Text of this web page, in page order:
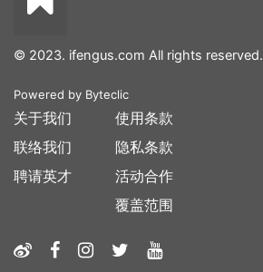
© 2023. ifengus.com All rights reserved.
Powered by Byteclic
关于我们
联络我们
聘请英才
使用条款
隐私条款
活动合作
覆盖范围